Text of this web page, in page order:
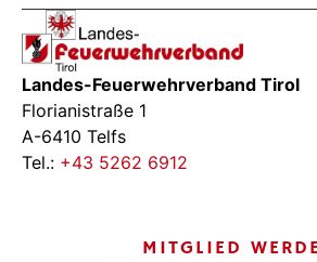
Landes-Feuerwehrverband Tirol
Florianistraße 1
A-6410 Telfs
Tel.: +43 5262 6912
MITGLIED